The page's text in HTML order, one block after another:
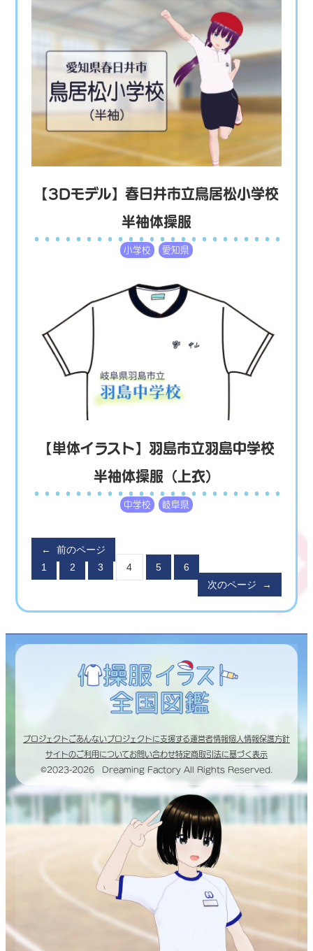
【3Dモデル】春日井市立鳥居松小学校
半袖体操服
小学校 愛知県
【単体イラスト】羽島市立羽島中学校
半袖体操服（上衣）
中学校 岐阜県
←
前のページ
1
2 3 4 5
6
次のページ
→
プロジェクトごあんないプロジェクトに支援する運営者情報個人情報保護方針
サイトのご利用についてお問い合わせ特定商取引法に基づく表示
©2023-2026 Dreaming Factory All Rights Reserved.